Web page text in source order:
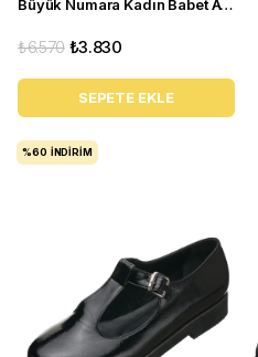
Büyük Numara Kadın Babet Ayakkabı N0609 Beyaz
₺3.830
₺6.570
SEPETE EKLE
%60 İNDIRIM